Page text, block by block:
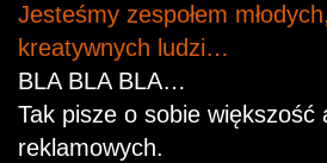
Jesteśmy zespołem
kreatywnych ludzi…
BLA BLA BLA…
Tak pisze o sobie większość
reklamowych.